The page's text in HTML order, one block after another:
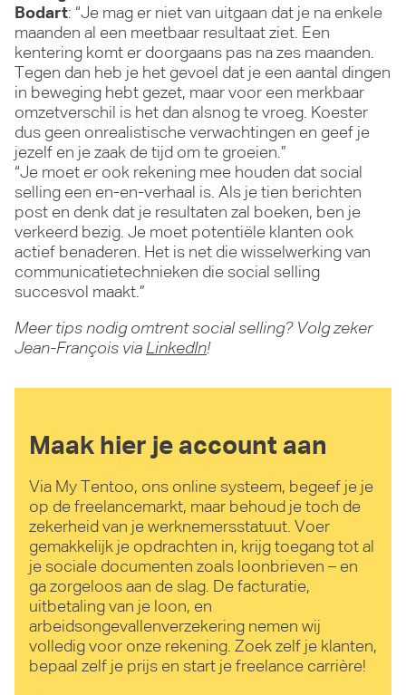
Bodart: “Je mag er niet van uitgaan dat je na enkele
maanden al een meetbaar resultaat ziet. Een
kentering komt er doorgaans pas na zes maanden.
Tegen dan heb je het gevoel dat je een aantal dingen
in beweging hebt gezet, maar voor een merkbaar
omzetverschil is het dan alsnog te vroeg. Koester
dus geen onrealistische verwachtingen en geef je
jezelf en je zaak de tijd om te groeien.”
“Je moet er ook rekening mee houden dat social
selling een en-en-verhaal is. Als je tien berichten
post en denk dat je resultaten zal boeken, ben je
verkeerd bezig. Je moet potentiële klanten ook
actief benaderen. Het is net die wisselwerking van
communicatietechnieken die social selling
succesvol maakt.”
Meer tips nodig omtrent social selling? Volg zeker
Jean-François via LinkedIn!
Maak hier je account aan
Via My Tentoo, ons online systeem, begeef je je
op de freelancemarkt, maar behoud je toch de
zekerheid van je werknemersstatuut. Voer
gemakkelijk je opdrachten in, krijg toegang tot al
je sociale documenten zoals loonbrieven – en
ga zorgeloos aan de slag. De facturatie,
uitbetaling van je loon, en
arbeidsongevallenverzekering nemen wij
volledig voor onze rekening. Zoek zelf je klanten,
bepaal zelf je prijs en start je freelance carrière!